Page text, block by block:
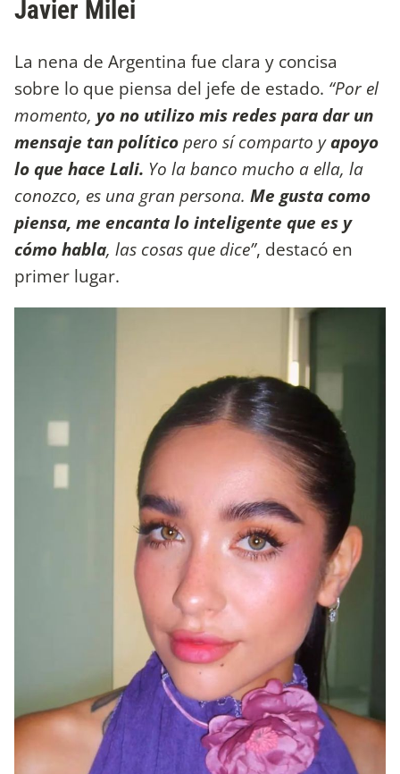
Javier Milei
La nena de Argentina fue clara y concisa
sobre lo que piensa del jefe de estado. “Por el
momento, yo no utilizo mis redes para dar un
mensaje tan políticopero sí comparto yapoyo
lo que hace Lali. Yo la banco mucho a ella, la
conozco, es una gran persona. Me gusta como
piensa, me encanta lo inteligente que es y
cómo habla, las cosas que dice”, destacó en
primer lugar.